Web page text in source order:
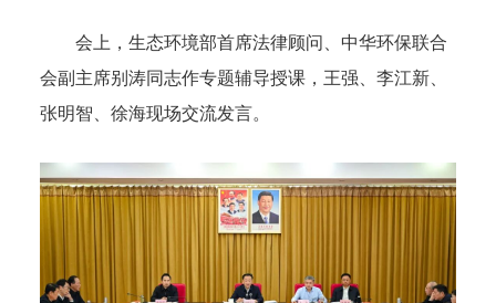
会上，生态环境部首席法律顾问、中华环保联合
会副主席别涛同志作专题辅导授课，王强、李江新、
张明智、徐海现场交流发言。